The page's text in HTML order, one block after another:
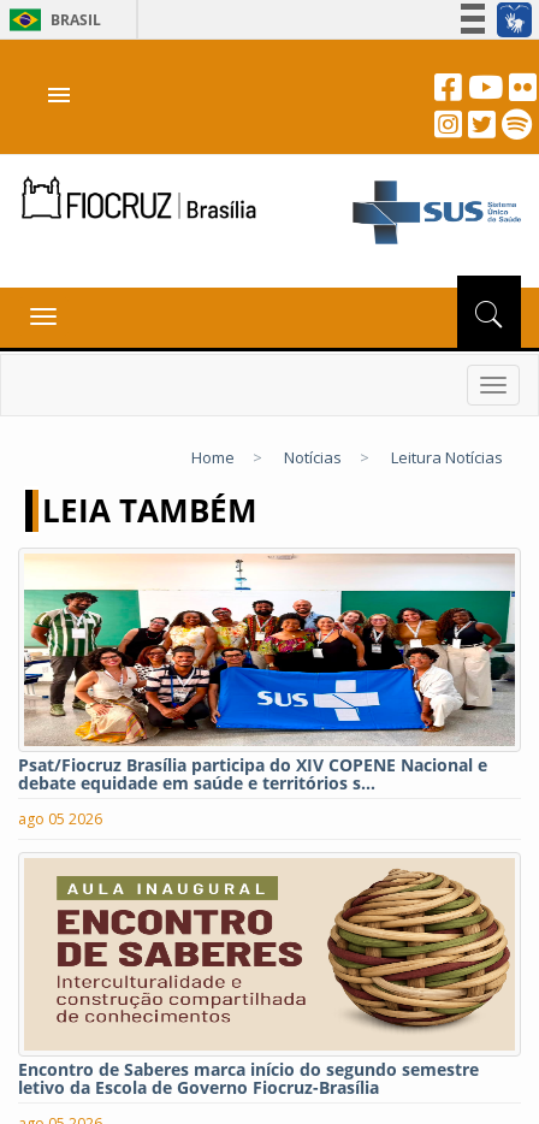
BRASIL
Acesso à informação
Canais
menu
Toggle
navigation
Home > Notícias > Leitura Notícias
LEIA TAMBÉM
Psat/Fiocruz Brasília participa do XIV COPENE Nacional e
debate equidade em saúde e territórios s...
ago 05 2026
Encontro de Saberes marca início do segundo semestre
letivo da Escola de Governo Fiocruz-Brasília